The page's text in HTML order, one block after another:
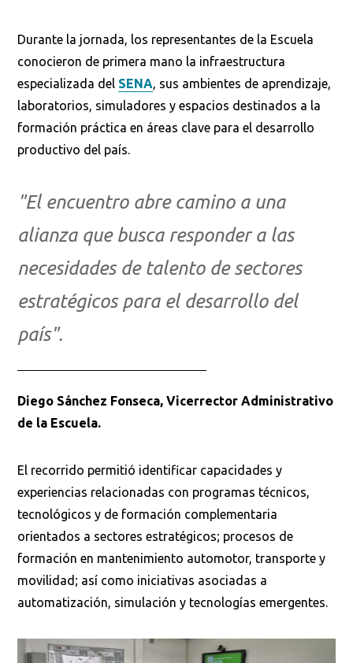
Durante la jornada, los representantes de la Escuela
conocieron de primera mano la infraestructura
especializada del SENA, sus ambientes de aprendizaje,
laboratorios, simuladores y espacios destinados a la
formación práctica en áreas clave para el desarrollo
productivo del país.
"El encuentro abre camino a una
alianza que busca responder a las
necesidades de talento de sectores
estratégicos para el desarrollo del
país".
Diego Sánchez Fonseca, Vicerrector Administrativo
de la Escuela.
El recorrido permitió identificar capacidades y
experiencias relacionadas con programas técnicos,
tecnológicos y de formación complementaria
orientados a sectores estratégicos; procesos de
formación en mantenimiento automotor, transporte y
movilidad; así como iniciativas asociadas a
automatización, simulación y tecnologías emergentes.